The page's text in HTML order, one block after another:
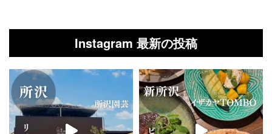
Instagram 最新の投稿